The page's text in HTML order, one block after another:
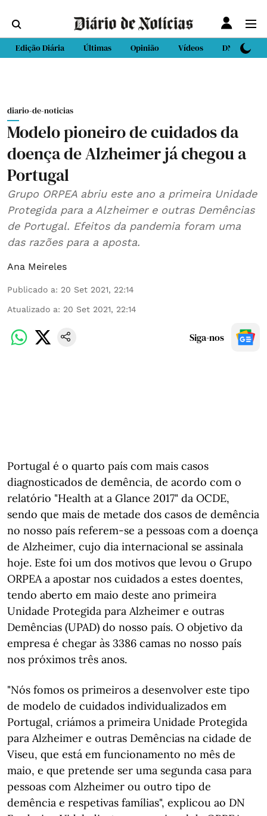
Edição Diária Últimas Opinião Vídeos DN Sport
diario-de-noticias
Modelo pioneiro de cuidados da
doença de Alzheimer já chegou a
Portugal
Grupo ORPEA abriu este ano a primeira Unidade
Protegida para a Alzheimer e outras Demências
de Portugal. Efeitos da pandemia foram uma
das razões para a aposta.
Ana Meireles
Publicado a: 20 Set 2021, 22:14
Atualizado a: 20 Set 2021, 22:14
Siga-nos
Portugal é o quarto país com mais casos
diagnosticados de demência, de acordo com o
relatório "Health at a Glance 2017" da OCDE,
sendo que mais de metade dos casos de demência
no nosso país referem-se a pessoas com a doença
de Alzheimer, cujo dia internacional se assinala
hoje. Este foi um dos motivos que levou o Grupo
ORPEA a apostar nos cuidados a estes doentes,
tendo aberto em maio deste ano primeira
Unidade Protegida para Alzheimer e outras
Demências (UPAD) do nosso país. O objetivo da
empresa é chegar às 3386 camas no nosso país
nos próximos três anos.
"Nós fomos os primeiros a desenvolver este tipo
de modelo de cuidados individualizados em
Portugal, criámos a primeira Unidade Protegida
para Alzheimer e outras Demências na cidade de
Viseu, que está em funcionamento no mês de
maio, e que pretende ser uma segunda casa para
pessoas com Alzheimer ou outro tipo de
demência e respetivas famílias", explicou ao DN